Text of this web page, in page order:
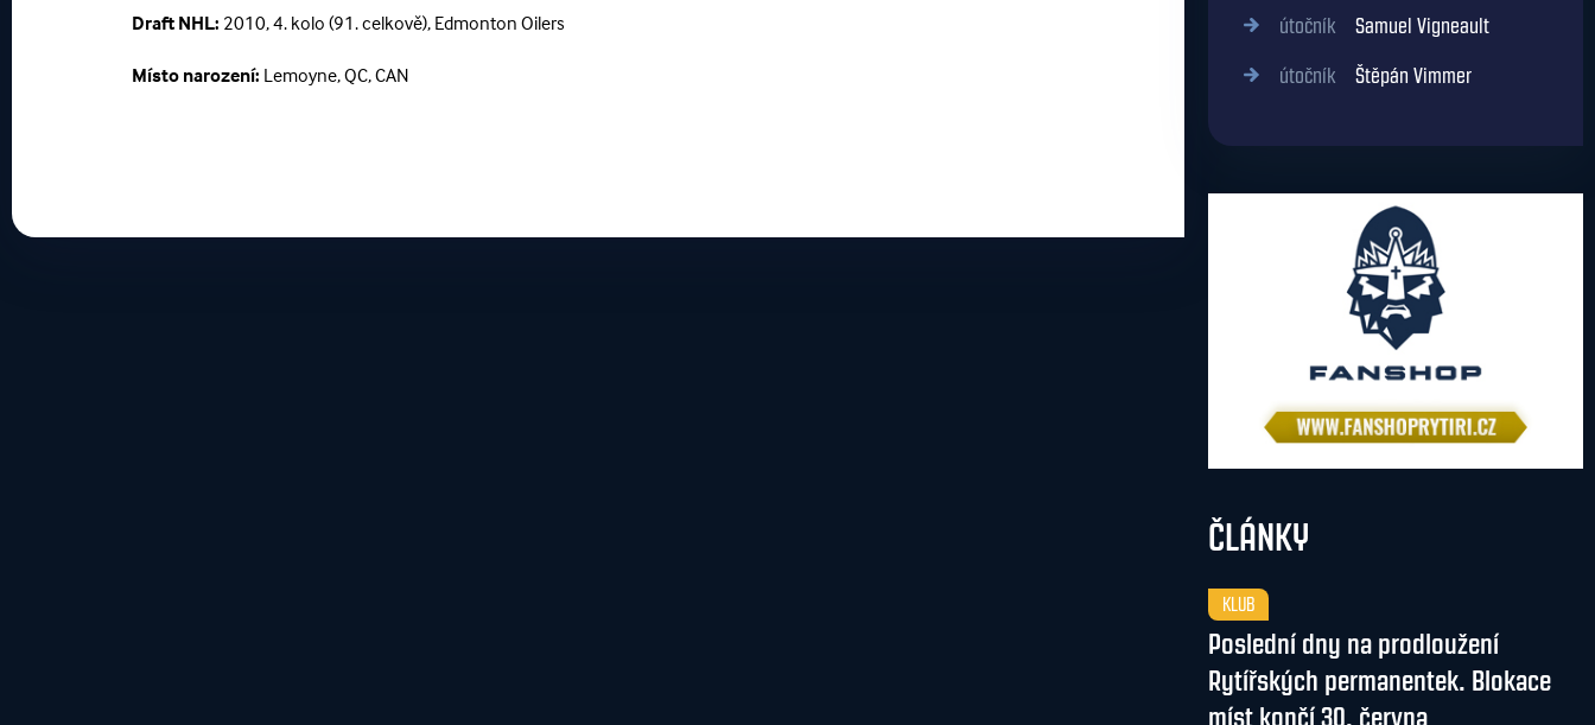
Draft NHL: 2010, 4. kolo (91. celkově), Edmonton Oilers
Místo narození: Lemoyne, QC, CAN
útočník Samuel Vigneault
útočník Štěpán Vimmer
ČLÁNKY
KLUB
Poslední dny na prodloužení
Rytířských permanentek. Blokace
míst končí 30. června